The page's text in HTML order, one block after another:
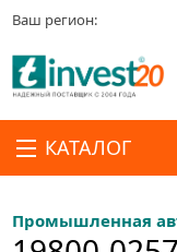
Ваш регион:
КАТАЛОГ
Промышленная